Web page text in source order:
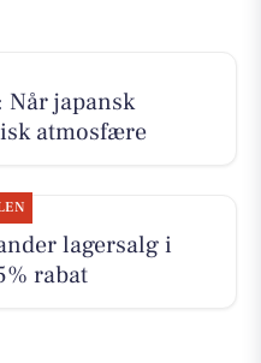
Når japansk
atmosfære
lagersalg i
rabat